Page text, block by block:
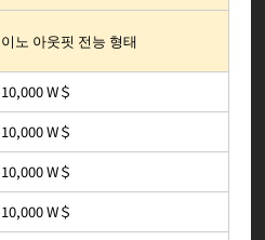
이노 아웃핏 전능 형태
10,000 W＄
10,000 W＄
10,000 W＄
10,000 W＄